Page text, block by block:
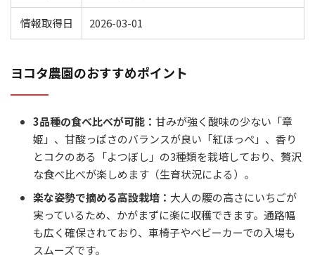
情報取得日 2026-03-01
ヨコタ農園のおすすめポイント
3品種の食べ比べが可能： 甘みが強く酸味の少ない「章
姫」、甘酸っぱさのバランスが良い「紅ほっぺ」、香り
とコクのある「よつぼし」の3種類を栽培しており、贅沢
な食べ比べが楽しめます（生育状況による）。
楽な姿勢で摘める高設栽培： 大人の腰の高さにいちごが
実っているため、かがまずに楽に収穫できます。通路幅
も広く確保されており、車椅子やベビーカーでの入場も
スムーズです。